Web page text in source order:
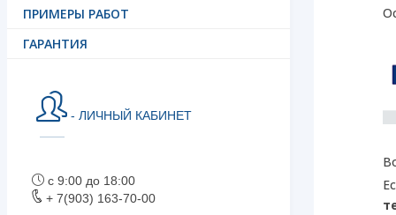
ПРИМЕРЫ РАБОТ
ГАРАНТИЯ
- ЛИЧНЫЙ КАБИНЕТ
с 9:00 до 18:00
+ 7(903) 163-70-00